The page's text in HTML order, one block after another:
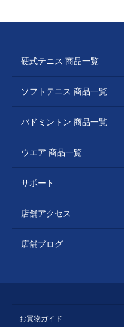
硬式テニス 商品一覧
ソフトテニス 商品一覧
バドミントン 商品一覧
ウエア 商品一覧
サポート
店舗アクセス
店舗ブログ
お買物ガイド